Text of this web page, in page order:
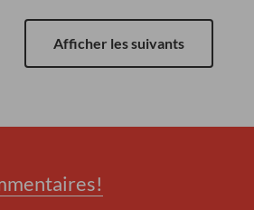
Afficher les suivants